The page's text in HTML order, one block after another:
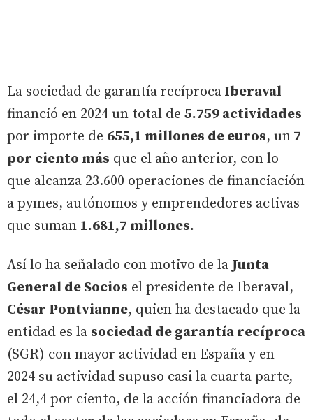
La sociedad de garantía recíproca Iberaval
financió en 2024 un total de 5.759 actividades
por importe de 655,1 millones de euros, un 7
por ciento más que el año anterior, con lo
que alcanza 23.600 operaciones de financiación
a pymes, autónomos y emprendedores activas
que suman 1.681,7 millones.
Así lo ha señalado con motivo de la Junta
General de Socios el presidente de Iberaval,
César Pontvianne, quien ha destacado que la
entidad es la sociedad de garantía recíproca
(SGR) con mayor actividad en España y en
2024 su actividad supuso casi la cuarta parte,
el 24,4 por ciento, de la acción financiadora de